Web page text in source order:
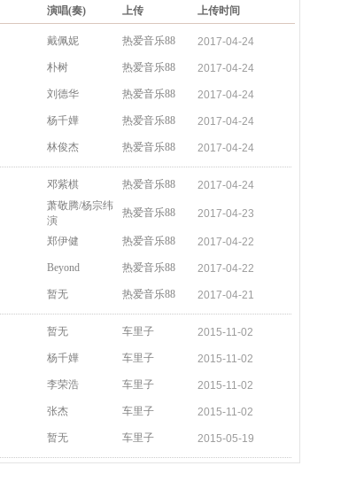
演唱(奏) 上传 上传时间
戴佩妮 热爱音乐88 2017-04-24
朴树 热爱音乐88 2017-04-24
刘德华 热爱音乐88 2017-04-24
杨千嬅 热爱音乐88 2017-04-24
林俊杰 热爱音乐88 2017-04-24
邓紫棋 热爱音乐88 2017-04-24
萧敬腾/杨宗纬
演
热爱音乐88 2017-04-23
郑伊健 热爱音乐88 2017-04-22
Beyond 热爱音乐88 2017-04-22
暂无 热爱音乐88 2017-04-21
暂无 车里子 2015-11-02
杨千嬅 车里子 2015-11-02
李荣浩 车里子 2015-11-02
张杰 车里子 2015-11-02
暂无 车里子 2015-05-19